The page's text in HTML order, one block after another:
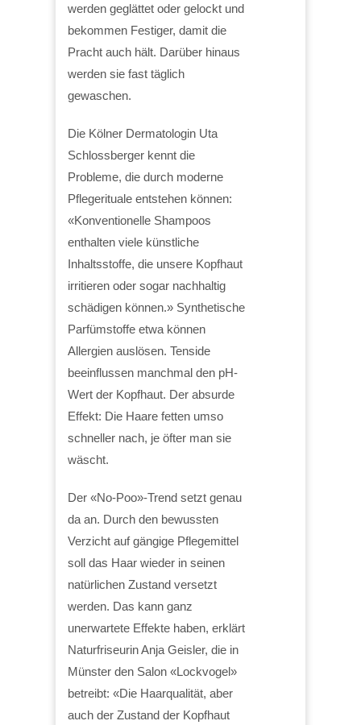
werden geglättet oder gelockt und
bekommen Festiger, damit die
Pracht auch hält. Darüber hinaus
werden sie fast täglich
gewaschen.
Die Kölner Dermatologin Uta
Schlossberger kennt die
Probleme, die durch moderne
Pflegerituale entstehen können:
«Konventionelle Shampoos
enthalten viele künstliche
Inhaltsstoffe, die unsere Kopfhaut
irritieren oder sogar nachhaltig
schädigen können.» Synthetische
Parfümstoffe etwa können
Allergien auslösen. Tenside
beeinflussen manchmal den pH-
Wert der Kopfhaut. Der absurde
Effekt: Die Haare fetten umso
schneller nach, je öfter man sie
wäscht.
Der «No-Poo»-Trend setzt genau
da an. Durch den bewussten
Verzicht auf gängige Pflegemittel
soll das Haar wieder in seinen
natürlichen Zustand versetzt
werden. Das kann ganz
unerwartete Effekte haben, erklärt
Naturfriseurin Anja Geisler, die in
Münster den Salon «Lockvogel»
betreibt: «Die Haarqualität, aber
auch der Zustand der Kopfhaut